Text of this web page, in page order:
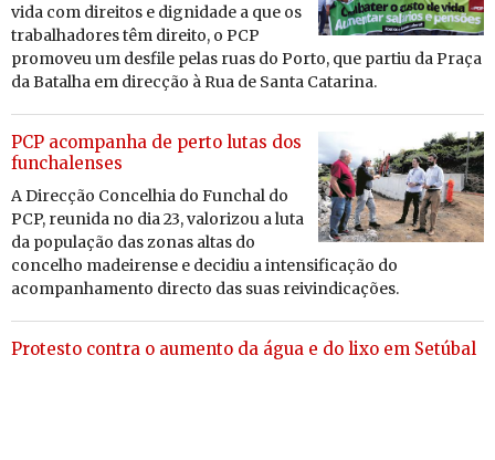
vida com di­reitos e dig­ni­dade a que os
tra­ba­lha­dores têm di­reito, o PCP
pro­moveu um des­file pelas ruas do Porto, que partiu da Praça
da Ba­talha em di­recção à Rua de Santa Ca­ta­rina.
PCP acompanha de perto lutas dos
funchalenses
A Di­recção Con­ce­lhia do Fun­chal do
PCP, reu­nida no dia 23, va­lo­rizou a luta
da po­pu­lação das zonas altas do
con­celho ma­dei­rense e de­cidiu a in­ten­si­fi­cação do
acom­pa­nha­mento di­recto das suas rei­vin­di­ca­ções.
Protesto contra o aumento da água e do lixo em Setúbal